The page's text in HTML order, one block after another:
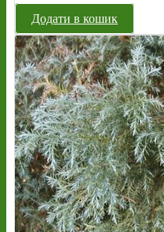
Додати в кошик